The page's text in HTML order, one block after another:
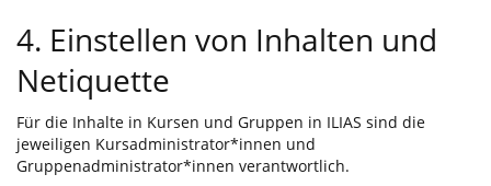
4. Einstellen von Inhalten und
Netiquette
Für die Inhalte in Kursen und Gruppen in ILIAS sind die
jeweiligen Kursadministrator*innen und
Gruppenadministrator*innen verantwortlich.